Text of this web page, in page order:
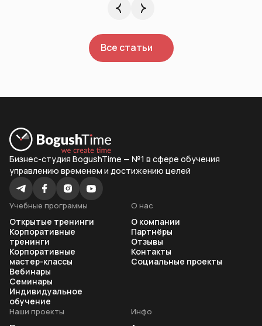
Все статьи
Бизнес-студия BogushTime — №1 в сфере обучения
управлению временем и достижению целей
Учебные программы
Открытые тренинги
Корпоративные
тренинги
Корпоративные
мастер-классы
Вебинары
Семинары
Индивидуальное
обучение
Наши проекты Инфо
О нас
О компании
Партнёры
Отзывы
Контакты
Социальные проекты